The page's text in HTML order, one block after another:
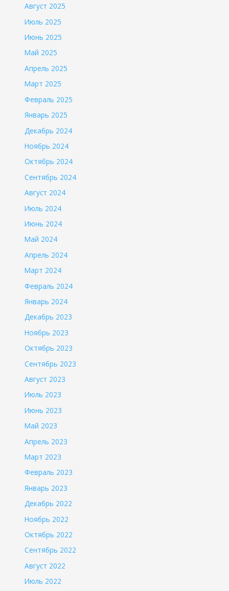
Август 2025
Июль 2025
Июнь 2025
Май 2025
Апрель 2025
Март 2025
Февраль 2025
Январь 2025
Декабрь 2024
Ноябрь 2024
Октябрь 2024
Сентябрь 2024
Август 2024
Июль 2024
Июнь 2024
Май 2024
Апрель 2024
Март 2024
Февраль 2024
Январь 2024
Декабрь 2023
Ноябрь 2023
Октябрь 2023
Сентябрь 2023
Август 2023
Июль 2023
Июнь 2023
Май 2023
Апрель 2023
Март 2023
Февраль 2023
Январь 2023
Декабрь 2022
Ноябрь 2022
Октябрь 2022
Сентябрь 2022
Август 2022
Июль 2022